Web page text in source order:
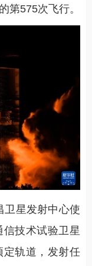
第575次飞行。
卫星发射中心使
技术试验卫星
轨道，发射任